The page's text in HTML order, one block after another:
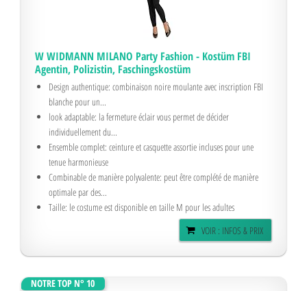
W WIDMANN MILANO Party Fashion - Kostüm FBI
Agentin, Polizistin, Faschingskostüm
Design authentique: combinaison noire moulante avec inscription FBI
blanche pour un...
look adaptable: la fermeture éclair vous permet de décider
individuellement du...
Ensemble complet: ceinture et casquette assortie incluses pour une
tenue harmonieuse
Combinable de manière polyvalente: peut être complété de manière
optimale par des...
Taille: le costume est disponible en taille M pour les adultes
VOIR : INFOS & PRIX
NOTRE TOP N° 10